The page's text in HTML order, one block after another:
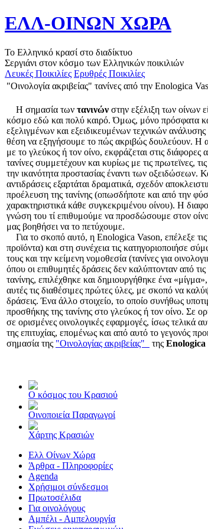
ΕΛΛ-ΟΙΝΩΝ ΧΩΡΑ
Το Ελληνικό κρασί στο διαδίκτυο
Σεργιάνι στον κόσμο των Ελληνικών ποικιλιών
Λευκές Ποικιλίες Ερυθρές Ποικιλίες
"Οινολογία ακριβείας" τανίνες από την Enologica
Η σημασία των τανινών στην εξέλιξη των οίνων
κόσμο εδώ και πολύ καιρό. Όμως, μόνο πρόσφατα
εξελιγμένων και εξειδικευμένων τεχνικών
θέση να εξηγήσουμε το πώς ακριβώς δουλεύουν. Η
με το γλεύκος ή τον οίνο, εκφράζεται στις διάφορες
τανίνες συμμετέχουν και κυρίως με τις πρωτεϊνες,
την ικανότητα προστασίας έναντι των οξειδώσεων.
αντιδράσεις εξαρτάται δραματικά, σχεδόν
προέλευση της τανίνης (οπωσδήποτε και από την
χαρακτηριστικά κάθε συγκεκριμένου οίνου). Η
γνώση του τί επιθυμούμε να προσδώσουμε στον οίνο
μας βοηθήσει να το πετύχουμε.
Για το σκοπό αυτό, η Enologica Vason, επέλεξε
προϊόντα) και στη συνέχεια τις κατηγοριοποιήσε
τους και την κείμενη νομοθεσία (τανίνες για
όπου οι επιθυμητές δράσεις δεν καλύπτονταν από τις
τανίνης, επιλέχθηκε και δημιουργήθηκε ένα
αυτές τις διαθέσιμες πρώτες ύλες, με σκοπό να
δράσεις. Ένα άλλο στοιχείο, το οποίο συνήθως
προσθήκης της τανίνης στο γλεύκος ή τον οίνο. Σε
σε ορισμένες οινολογικές εφαρμογές, ίσως τελικά
της επιτυχίας, επομένως και από αυτό το γεγονός
σημασία της "Οινολογίας ακριβείας" της Enologica
Ο κόσμος του Κρασιού
Οινοποιεία Παραγωγοί
Χάρτης Κρασιών
Ελλ Οίνων Χώρα
Άρθρα - Πληροφορίες
Agenda
Χρήσιμοι σύνδεσμοι
Πρωτοσέλιδα
Για οινολόγους
Αμπέλι - Αμπελουργία